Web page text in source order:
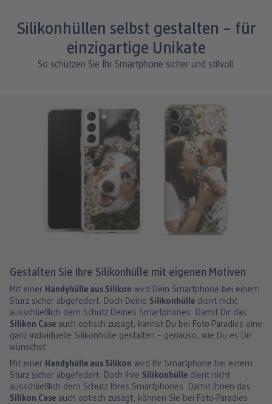
Silikonhüllen selbst gestalten – für
einzigartige Unikate
So schützen Sie Ihr Smartphone sicher und stilvoll
Gestalten Sie Ihre Silikonhülle mit eigenen Motiven
Mit einer Handyhülle aus Silikon wird Dein Smartphone bei einem
Sturz sicher abgefedert. Doch Deine Silikonhülle dient nicht
ausschließlich dem Schutz Deines Smartphones. Damit Dir das
Silikon Case auch optisch zusagt, kannst Du bei Foto-Paradies eine
ganz individuelle Silikonhülle gestalten – genauso, wie Du es Dir
wünschst.
Mit einer Handyhülle aus Silikon wird Ihr Smartphone bei einem
Sturz sicher abgefedert. Doch Ihre Silikonhülle dient nicht
ausschließlich dem Schutz Ihres Smartphones. Damit Ihnen das
Silikon Case auch optisch zusagt, können Sie bei Foto-Paradies